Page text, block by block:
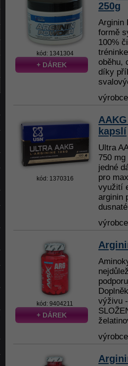
kód: 1341304
+ DÁREK
250g
Arginin
formě
100%
oběhu,
díky
kód: 1370316
kapslí
Ultra
750
jedné
pro
využití
arginin
kód: 9404211
+ DÁREK
výživu